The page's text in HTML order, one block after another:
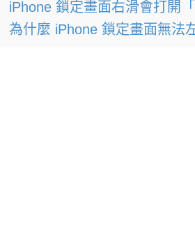
iPhone 鎖定畫面右滑會打開「
為什麼 iPhone 鎖定畫面無法